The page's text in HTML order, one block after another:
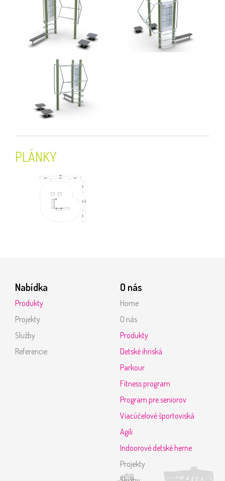
PLÁNKY
Nabídka
Produkty
Projekty
Služby
Referencie
O nás
Home
O nás
Produkty
Detské ihriská
Parkour
Fitness program
Program pre seniorov
Viacúčelové športoviská
Agili
Indoorové detské herne
Projekty